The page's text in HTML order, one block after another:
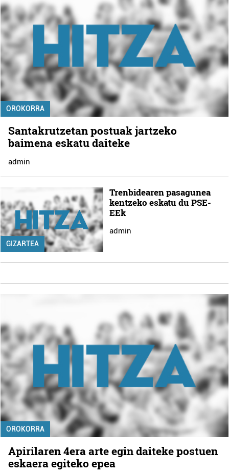
OROKORRA
Santakrutzetan postuak jartzeko
baimena eskatu daiteke
admin
GIZARTEA
Trenbidearen pasagunea
kentzeko eskatu du PSE-
EEk
admin
OROKORRA
Apirilaren 4era arte egin daiteke postuen
eskaera egiteko epea